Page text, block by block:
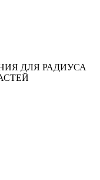
ДЛЯ РАДИУСА